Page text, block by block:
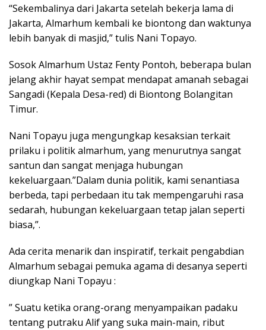
“Sekembalinya dari Jakarta setelah bekerja lama di
Jakarta, Almarhum kembali ke biontong dan waktunya
lebih banyak di masjid,” tulis Nani Topayo.
Sosok Almarhum Ustaz Fenty Pontoh, beberapa bulan
jelang akhir hayat sempat mendapat amanah sebagai
Sangadi (Kepala Desa-red) di Biontong Bolangitan
Timur.
Nani Topayu juga mengungkap kesaksian terkait
prilaku i politik almarhum, yang menurutnya sangat
santun dan sangat menjaga hubungan
kekeluargaan.”Dalam dunia politik, kami senantiasa
berbeda, tapi perbedaan itu tak mempengaruhi rasa
sedarah, hubungan kekeluargaan tetap jalan seperti
biasa,”.
Ada cerita menarik dan inspiratif, terkait pengabdian
Almarhum sebagai pemuka agama di desanya seperti
diungkap Nani Topayu :
” Suatu ketika orang-orang menyampaikan padaku
tentang putraku Alif yang suka main-main, ribut